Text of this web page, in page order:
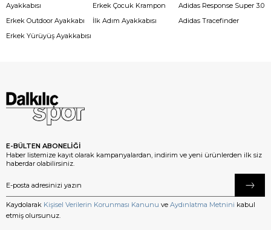
Ayakkabısı
Erkek Outdoor Ayakkabı
Erkek Yürüyüş Ayakkabısı
Erkek Çocuk Krampon
İlk Adım Ayakkabısı
Adidas Response Super 3.0
Adidas Tracefinder
E-BÜLTEN ABONELİĞİ
Haber listemize kayıt olarak kampanyalardan, indirim ve yeni ürünlerden ilk siz
haberdar olabilirsiniz.
Kaydolarak Kişisel Verilerin Korunması Kanunu ve Aydınlatma Metnini kabul
etmiş olursunuz.